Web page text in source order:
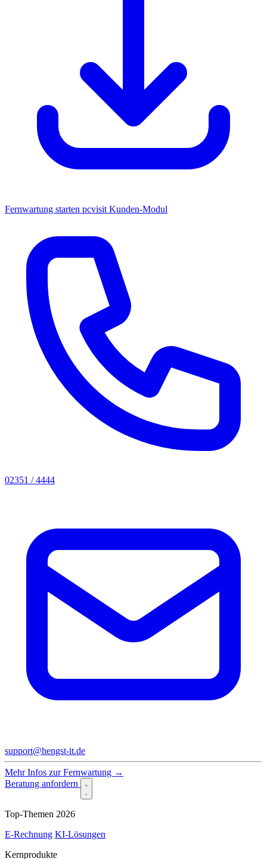
Fernwartung starten pcvisit Kunden-Modul
02351 / 4444
support@hengst-it.de
Mehr Infos zur Fernwartung →
Beratung anfordern
Top-Themen 2026
E-Rechnung KI-Lösungen
Kernprodukte